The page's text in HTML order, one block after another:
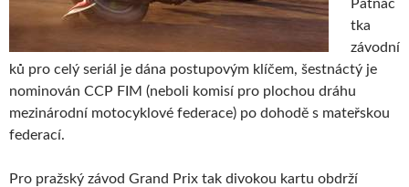
Patnác
tka
závodní
ků pro celý seriál je dána postupovým klíčem, šestnáctý je
nominován CCP FIM (neboli komisí pro plochou dráhu
mezinárodní motocyklové federace) po dohodě s mateřskou
federací.
Pro pražský závod Grand Prix tak divokou kartu obdrží